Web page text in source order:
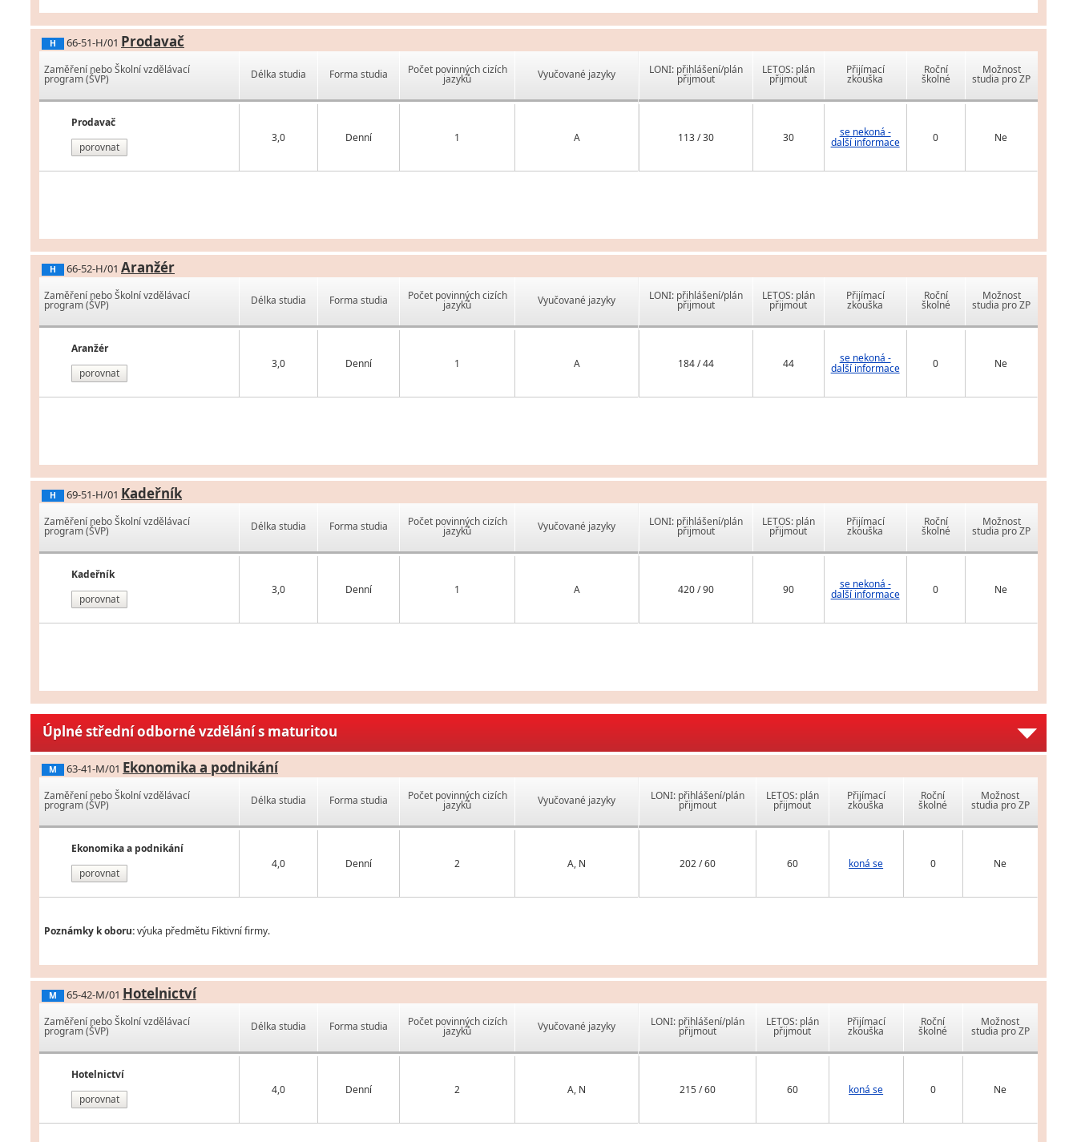
H 66-51-H/01 Prodavač
Zaměření nebo Školní vzdělávací
program (ŠVP)
Prodavač
porovnat
Délka studia Forma studia Počet povinných cizích
jazyků Vyučované jazyky
3,0 Denní 1 A
LONI: přihlášení/plán
přijmout
LETOS: plán
přijmout
Přijímací
zkouška
Roční
školné
Možnost
studia pro ZP
113 / 30 30 se nekoná -
další informace 0 Ne
H 66-52-H/01 Aranžér
Zaměření nebo Školní vzdělávací
program (ŠVP)
Aranžér
porovnat
Délka studia Forma studia Počet povinných cizích
jazyků Vyučované jazyky
3,0 Denní 1 A
LONI: přihlášení/plán
přijmout
LETOS: plán
přijmout
Přijímací
zkouška
Roční
školné
Možnost
studia pro ZP
184 / 44 44 se nekoná -
další informace 0 Ne
H 69-51-H/01 Kadeřník
Zaměření nebo Školní vzdělávací
program (ŠVP)
Kadeřník
porovnat
Délka studia Forma studia Počet povinných cizích
jazyků Vyučované jazyky
3,0 Denní 1 A
LONI: přihlášení/plán
přijmout
LETOS: plán
přijmout
Přijímací
zkouška
Roční
školné
Možnost
studia pro ZP
420 / 90 90 se nekoná -
další informace 0 Ne
Úplné střední odborné vzdělání s maturitou
M 63-41-M/01 Ekonomika a podnikání
Zaměření nebo Školní vzdělávací
program (ŠVP)
Ekonomika a podnikání
porovnat
Délka studia Forma studia Počet povinných cizích
jazyků Vyučované jazyky
4,0 Denní 2 A, N
LONI: přihlášení/plán
přijmout
LETOS: plán
přijmout
Přijímací
zkouška
Roční
školné
Možnost
studia pro ZP
202 / 60 60 koná se 0 Ne
Poznámky k oboru:výuka předmětu Fiktivní firmy.
M 65-42-M/01 Hotelnictví
Zaměření nebo Školní vzdělávací
program (ŠVP)
Hotelnictví
porovnat
Délka studia Forma studia Počet povinných cizích
jazyků Vyučované jazyky
4,0 Denní 2 A, N
LONI: přihlášení/plán
přijmout
LETOS: plán
přijmout
Přijímací
zkouška
Roční
školné
Možnost
studia pro ZP
215 / 60 60 koná se 0 Ne